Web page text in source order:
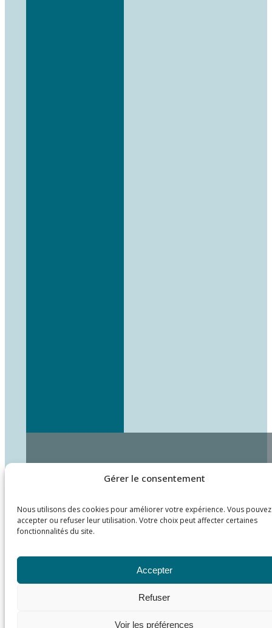
Gérer le consentement
Nous utilisons des cookies pour améliorer votre expérience. Vous pouvez
accepter ou refuser leur utilisation. Votre choix peut affecter certaines
fonctionnalités du site.
Accepter
Refuser
Voir les préférences